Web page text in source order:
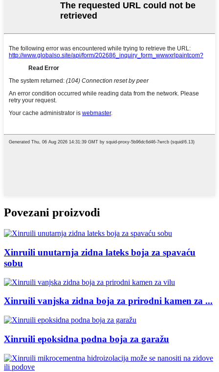
Povezani proizvodi
Xinruili unutarnja zidna lateks boja za spavaću
sobu
Xinruili vanjska zidna boja za prirodni kamen za ...
Xinruili epoksidna podna boja za garažu